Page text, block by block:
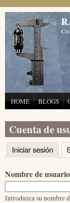
Pasar al contenido
HOME BLOGS
Cuenta de
Solapas
Iniciar sesión
Nombre de usuario
Introduzca su nombre